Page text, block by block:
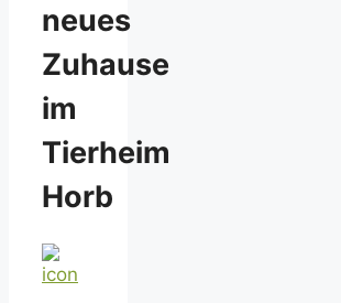
neues
Zuhause
im
Tierheim
Horb